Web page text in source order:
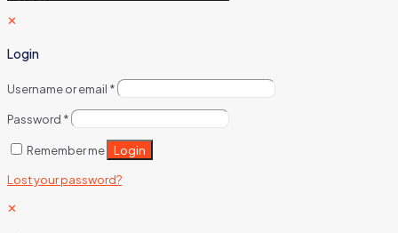
✕
Login
Username or email *
Password *
Remember me Login
Lost your password?
✕